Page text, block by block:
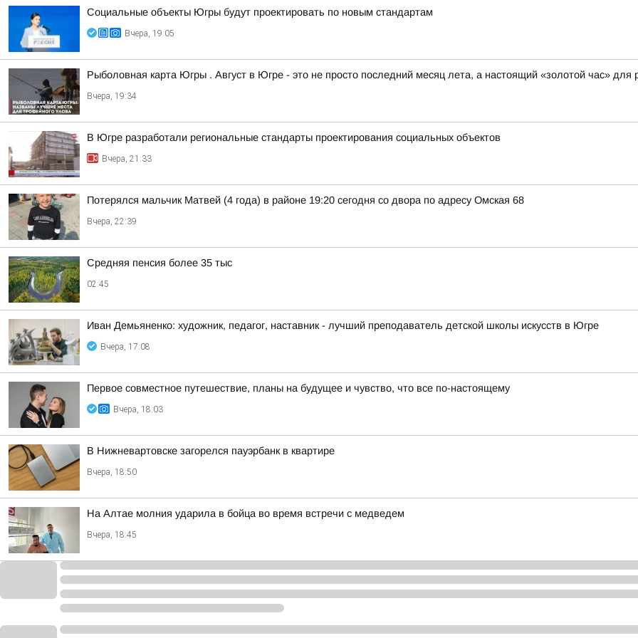
Социальные объекты Югры будут проектировать по новым стандартам
Вчера, 19:05
Рыболовная карта Югры . Август в Югре - это не просто последний месяц лета, а настоящий «золотой час» для
Вчера, 19:34
В Югре разработали региональные стандарты проектирования социальных объектов
Вчера, 21:33
Потерялся мальчик Матвей (4 года) в районе 19:20 сегодня со двора по адресу Омская 68
Вчера, 22:39
Средняя пенсия более 35 тыс
02:45
Иван Демьяненко: художник, педагог, наставник - лучший преподаватель детской школы искусств в Югре
Вчера, 17:08
Первое совместное путешествие, планы на будущее и чувство, что все по-настоящему
Вчера, 18:03
В Нижневартовске загорелся пауэрбанк в квартире
Вчера, 18:50
На Алтае молния ударила в бойца во время встречи с медведем
Вчера, 18:45